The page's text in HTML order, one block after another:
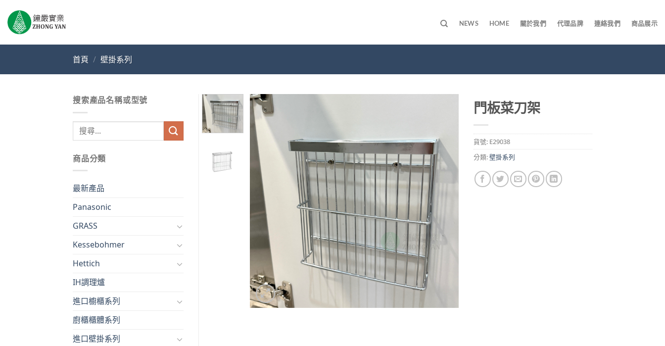
content
NEWS HOME 關於我們 代理品牌 連絡我們 商品展示
首頁 / 壁掛系列
門板菜刀架
貨號: E29038
分類:壁掛系列
搜索產品名稱或型號
鍵
字:
商品分類
最新產品
Panasonic
GRASS
Kessebohmer
Hettich
IH調理爐
進口櫥櫃系列
廚櫃櫃體系列
進口壁掛系列